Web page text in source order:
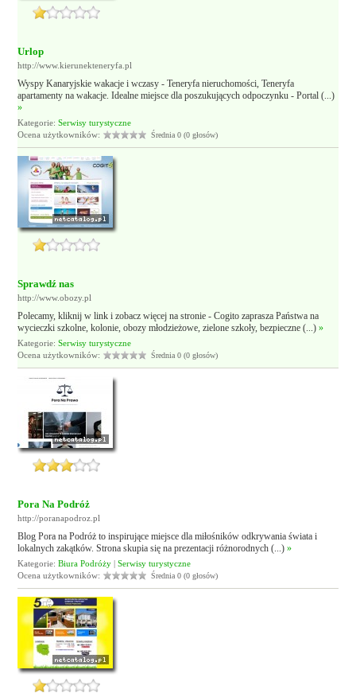
Urlop
http://www.kierunekteneryfa.pl
Wyspy Kanaryjskie wakacje i wczasy - Teneryfa nieruchomości, Teneryfa
apartamenty na wakacje. Idealne miejsce dla poszukujących odpoczynku - Portal (...)
»
Kategorie:Serwisy turystyczne
Ocena użytkowników:
Średnia 0 (0 głosów)
Sprawdź nas
http://www.obozy.pl
Polecamy, kliknij w link i zobacz więcej na stronie - Cogito zaprasza Państwa na
wycieczki szkolne, kolonie, obozy młodzieżowe, zielone szkoły, bezpieczne (...)»
Kategorie:Serwisy turystyczne
Ocena użytkowników:
Średnia 0 (0 głosów)
Pora Na Podróż
http://poranapodroz.pl
Blog Pora na Podróż to inspirujące miejsce dla miłośników odkrywania świata i
lokalnych zakątków. Strona skupia się na prezentacji różnorodnych (...)»
Kategorie:Biura Podróży |Serwisy turystyczne
Ocena użytkowników:
Średnia 0 (0 głosów)